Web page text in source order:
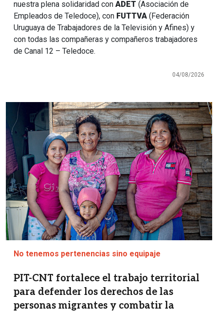
nuestra plena solidaridad con ADET (Asociación de
Empleados de Teledoce), con FUTTVA (Federación
Uruguaya de Trabajadores de la Televisión y Afines) y
con todas las compañeras y compañeros trabajadores
de Canal 12 – Teledoce.
04/08/2026
Imagen
No tenemos pertenencias sino equipaje
PIT-CNT fortalece el trabajo territorial
para defender los derechos de las
personas migrantes y combatir la